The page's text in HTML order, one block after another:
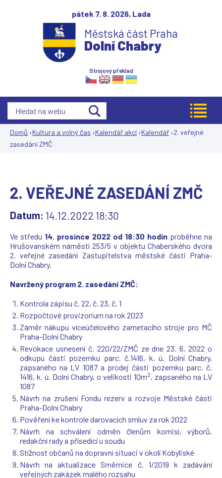
pátek 7. 8. 2026, Lada
Městská část Praha
Dolní Chabry
Strojový překlad
Jste
Domů ›Kultura a volný čas ›Kalendář akcí ›Kalendář ›2. veřejné
zasedání ZMČ
2. VEŘEJNÉ ZASEDÁNÍ ZMČ
Datum: 14.12.2022 18:30
Ve středu 14. prosince 2022 od 18:30 hodin proběhne na
Hrušovanském náměstí 253/5 v objektu Chaberského dvora
2. veřejné zasedání Zastupitelstva městské části Praha-
Dolní Chabry.
Navržený program 2. zasedání ZMČ:
Kontrola zápisu č. 22, č. 23, č. 1
Rozpočtové provizorium na rok 2023
Záměr nákupu víceúčelového zametacího stroje pro MČ
Praha-Dolní Chabry
Revokace usnesení č. 220/22/ZMČ ze dne 23. 6. 2022 o
odkupu části pozemku parc. č.1416, k. ú. Dolní Chabry,
zapsaného na LV 1087 a prodej části pozemku parc. č.
1416, k. ú. Dolní Chabry, o velikosti 10m2, zapsaného na LV
1087
Návrh na zrušení Fondu rezerv a rozvoje Městské části
Praha-Dolní Chabry
Pověření ke kontrole darovacích smluv za rok 2022
Návrh na schválení odměn členům komisí, výborů,
redakční rady a přísedící u soudu
Stížnost občanů na dopravní situaci v okolí Kobyliské
Návrh na aktualizace Směrnice č. 1/2019 k zadávání
veřejných zakázek malého rozsahu